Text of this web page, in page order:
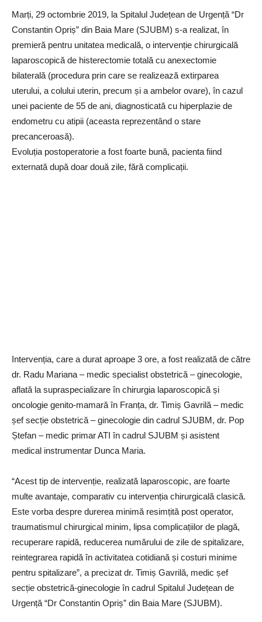
Marți, 29 octombrie 2019, la Spitalul Județean de Urgență “Dr
Constantin Opriș” din Baia Mare (SJUBM) s-a realizat, în
premieră pentru unitatea medicală, o intervenție chirurgicală
laparoscopică de histerectomie totală cu anexectomie
bilaterală (procedura prin care se realizează extirparea
uterului, a colului uterin, precum și a ambelor ovare), în cazul
unei paciente de 55 de ani, diagnosticată cu hiperplazie de
endometru cu atipii (aceasta reprezentând o stare
precanceroasă).
Evoluția postoperatorie a fost foarte bună, pacienta fiind
externată după doar două zile, fără complicații.
Intervenția, care a durat aproape 3 ore, a fost realizată de către
dr. Radu Mariana – medic specialist obstetrică – ginecologie,
aflată la supraspecializare în chirurgia laparoscopică și
oncologie genito-mamară în Franța, dr. Timiș Gavrilă – medic
șef secție obstetrică – ginecologie din cadrul SJUBM, dr. Pop
Ștefan – medic primar ATI în cadrul SJUBM și asistent
medical instrumentar Dunca Maria.
“Acest tip de intervenție, realizată laparoscopic, are foarte
multe avantaje, comparativ cu intervenția chirurgicală clasică.
Este vorba despre durerea minimă resimțită post operator,
traumatismul chirurgical minim, lipsa complicațiilor de plagă,
recuperare rapidă, reducerea numărului de zile de spitalizare,
reintegrarea rapidă în activitatea cotidiană și costuri minime
pentru spitalizare”, a precizat dr. Timiș Gavrilă, medic șef
secție obstetrică-ginecologie în cadrul Spitalul Județean de
Urgență “Dr Constantin Opriș” din Baia Mare (SJUBM).